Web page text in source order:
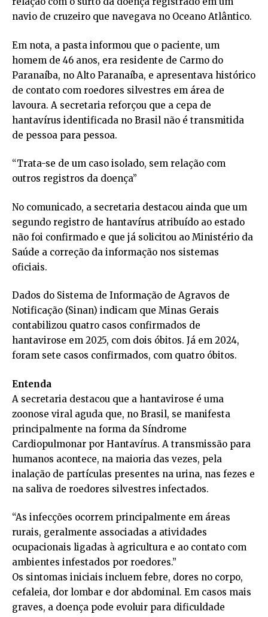
navio de cruzeiro que navegava no Oceano Atlântico.
Em nota, a pasta informou que o paciente, um
homem de 46 anos, era residente de Carmo do
Paranaíba, no Alto Paranaíba, e apresentava histórico
de contato com roedores silvestres em área de
lavoura. A secretaria reforçou que a cepa de
hantavírus identificada no Brasil não é transmitida
de pessoa para pessoa.
“Trata-se de um caso isolado, sem relação com
outros registros da doença”
No comunicado, a secretaria destacou ainda que um
segundo registro de hantavírus atribuído ao estado
não foi confirmado e que já solicitou ao Ministério da
Saúde a correção da informação nos sistemas
oficiais.
Dados do Sistema de Informação de Agravos de
Notificação (Sinan) indicam que Minas Gerais
contabilizou quatro casos confirmados de
hantavirose em 2025, com dois óbitos. Já em 2024,
foram sete casos confirmados, com quatro óbitos.
Entenda
A secretaria destacou que a hantavirose é uma
zoonose viral aguda que, no Brasil, se manifesta
principalmente na forma da Síndrome
Cardiopulmonar por Hantavírus. A transmissão para
humanos acontece, na maioria das vezes, pela
inalação de partículas presentes na urina, nas fezes e
na saliva de roedores silvestres infectados.
“As infecções ocorrem principalmente em áreas
rurais, geralmente associadas a atividades
ocupacionais ligadas à agricultura e ao contato com
ambientes infestados por roedores.”
Os sintomas iniciais incluem febre, dores no corpo,
cefaleia, dor lombar e dor abdominal. Em casos mais
graves, a doença pode evoluir para dificuldade